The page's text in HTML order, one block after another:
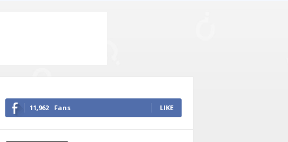
11,962 Fans LIKE